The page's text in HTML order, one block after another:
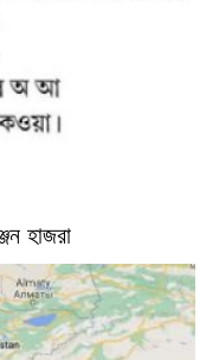
হাজরা